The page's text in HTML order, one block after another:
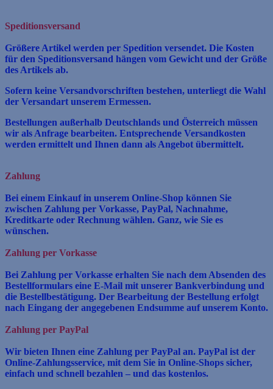
Speditionsversand
Größere Artikel werden per Spedition versendet. Die Kosten
für den Speditionsversand hängen vom Gewicht und der Größe
des Artikels ab.
Sofern keine Versandvorschriften bestehen, unterliegt die Wahl
der Versandart unserem Ermessen.
Bestellungen außerhalb Deutschlands und Österreich müssen
wir als Anfrage bearbeiten. Entsprechende Versandkosten
werden ermittelt und Ihnen dann als Angebot übermittelt.
Zahlung
Bei einem Einkauf in unserem Online-Shop können Sie
zwischen Zahlung per Vorkasse, PayPal, Nachnahme,
Kreditkarte oder Rechnung wählen. Ganz, wie Sie es
wünschen.
Zahlung per Vorkasse
Bei Zahlung per Vorkasse erhalten Sie nach dem Absenden des
Bestellformulars eine E-Mail mit unserer Bankverbindung und
die Bestellbestätigung. Der Bearbeitung der Bestellung erfolgt
nach Eingang der angegebenen Endsumme auf unserem Konto.
Zahlung per PayPal
Wir bieten Ihnen eine Zahlung per PayPal an. PayPal ist der
Online-Zahlungsservice, mit dem Sie in Online-Shops sicher,
einfach und schnell bezahlen – und das kostenlos.